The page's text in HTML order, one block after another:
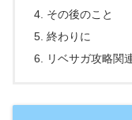
その後のこと
終わりに
リベサガ攻略関